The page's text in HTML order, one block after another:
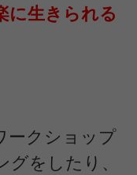
に生きられる
ークショップ
をしたり、